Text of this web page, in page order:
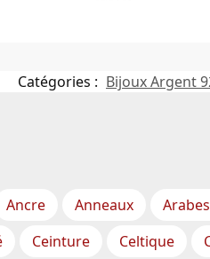
Catégories : Bijoux Argent
Ancre Anneaux
Ceinture Celtique